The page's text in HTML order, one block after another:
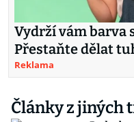
Vydrží vám barva
Přestaňte dělat
Reklama
Články z jiných